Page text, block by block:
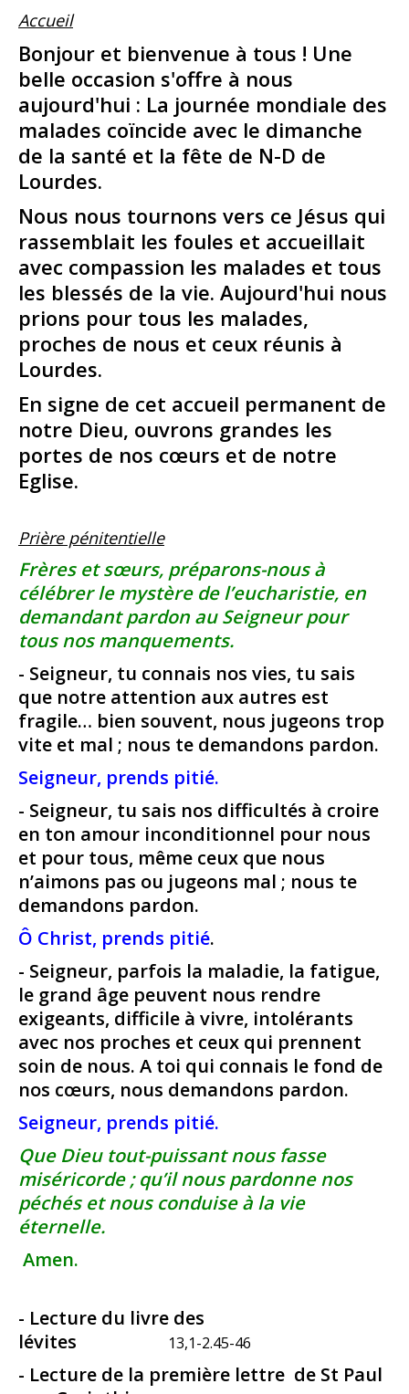
Accueil
Bonjour et bienvenue à tous ! Une
belle occasion s'offre à nous
aujourd'hui : La journée mondiale des
malades coïncide avec le dimanche
de la santé et la fête de N-D de
Lourdes.
Nous nous tournons vers ce Jésus qui
rassemblait les foules et accueillait
avec compassion les malades et tous
les blessés de la vie. Aujourd'hui nous
prions pour tous les malades,
proches de nous et ceux réunis à
Lourdes.
En signe de cet accueil permanent de
notre Dieu, ouvrons grandes les
portes de nos cœurs et de notre
Eglise.
Prière pénitentielle
Frères et sœurs, préparons-nous à
célébrer le mystère de l’eucharistie, en
demandant pardon au Seigneur pour
tous nos manquements.
- Seigneur, tu connais nos vies, tu sais
que notre attention aux autres est
fragile… bien souvent, nous jugeons trop
vite et mal ; nous te demandons pardon.
Seigneur, prends pitié.
- Seigneur, tu sais nos difficultés à croire
en ton amour inconditionnel pour nous
et pour tous, même ceux que nous
n’aimons pas ou jugeons mal ; nous te
demandons pardon.
Ô Christ, prends pitié.
- Seigneur, parfois la maladie, la fatigue,
le grand âge peuvent nous rendre
exigeants, difficile à vivre, intolérants
avec nos proches et ceux qui prennent
soin de nous. A toi qui connais le fond de
nos cœurs, nous demandons pardon.
Seigneur, prends pitié.
Que Dieu tout-puissant nous fasse
miséricorde ; qu’il nous pardonne nos
péchés et nous conduise à la vie
éternelle.
Amen.
- Lecture du livre des
lévites
13,1-2.45-46
- Lecture de la première lettre de St Paul